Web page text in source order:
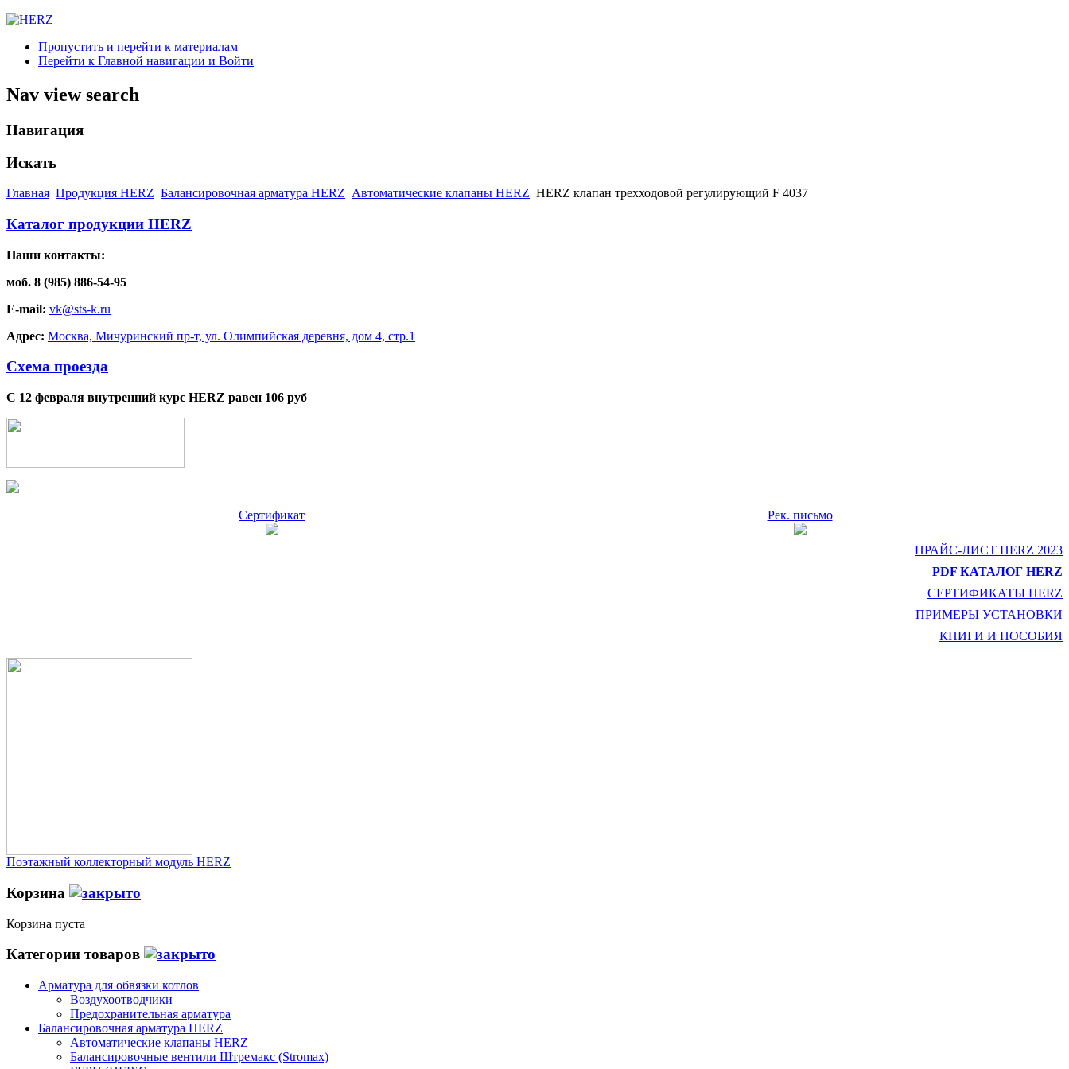
Пропустить и перейти к материалам
Перейти к Главной навигации и Войти
Nav view search
Навигация
Искать
Главная Продукция HERZ Балансировочная арматура HERZ Автоматические клапаны HERZ HERZ клапан трехходовой регулирующий F 4037
Каталог продукции HERZ
Наши контакты:
моб. 8 (985) 886-54-95
E-mail: vk@sts-k.ru
Адрес: Москва, Мичуринский пр-т, ул. Олимпийская деревня, дом 4, стр.1
Схема проезда
С 12 февраля внутренний курс HERZ равен 106 руб
Сертификат Рек. письмо
ПРАЙС-ЛИСТ HERZ 2023
PDF КАТАЛОГ HERZ
СЕРТИФИКАТЫ HERZ
ПРИМЕРЫ УСТАНОВКИ
КНИГИ И ПОСОБИЯ
Поэтажный коллекторный модуль HERZ
Корзина
Корзина пуста
Категории товаров
Арматура для обвязки котлов
Воздухоотводчики
Предохранительная арматура
Балансировочная арматура HERZ
Автоматические клапаны HERZ
Балансировочные вентили Штремакс (Stromax)